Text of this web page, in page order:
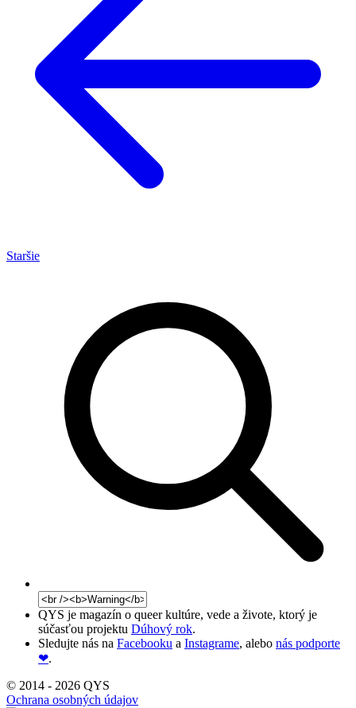
Staršie
QYS je magazín o queer kultúre, vede a živote, ktorý je
súčasťou projektu Dúhový rok.
Sledujte nás na Facebooku a Instagrame, alebo nás podporte
❤.
© 2014 - 2026 QYS
Ochrana osobných údajov